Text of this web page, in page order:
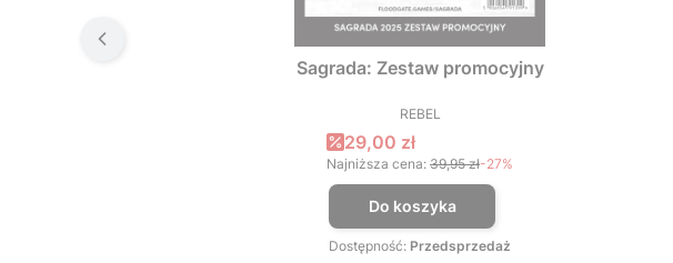
Sagrada: Zestaw promocyjny
PRODUCENT
REBEL
Cena promocyjna
29,00 zł
Najniższa cena: 39,95 zł-27%
Do koszyka
Dostępność: Przedsprzedaż